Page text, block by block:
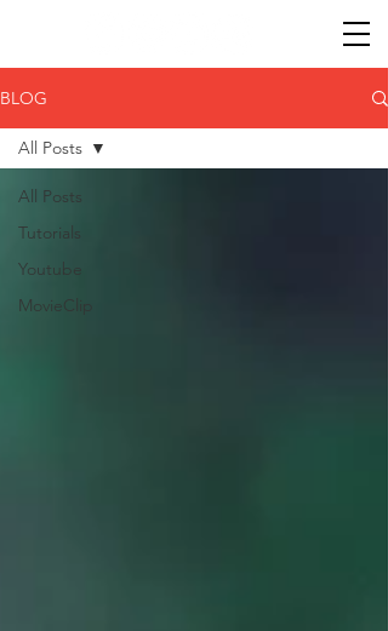
BLOG
All Posts
Tutorials
Youtube
MovieClip
All Posts